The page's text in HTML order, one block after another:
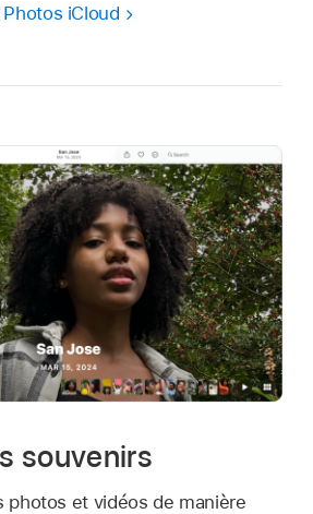
iCloud
souvenirs
photos et vidéos de manière